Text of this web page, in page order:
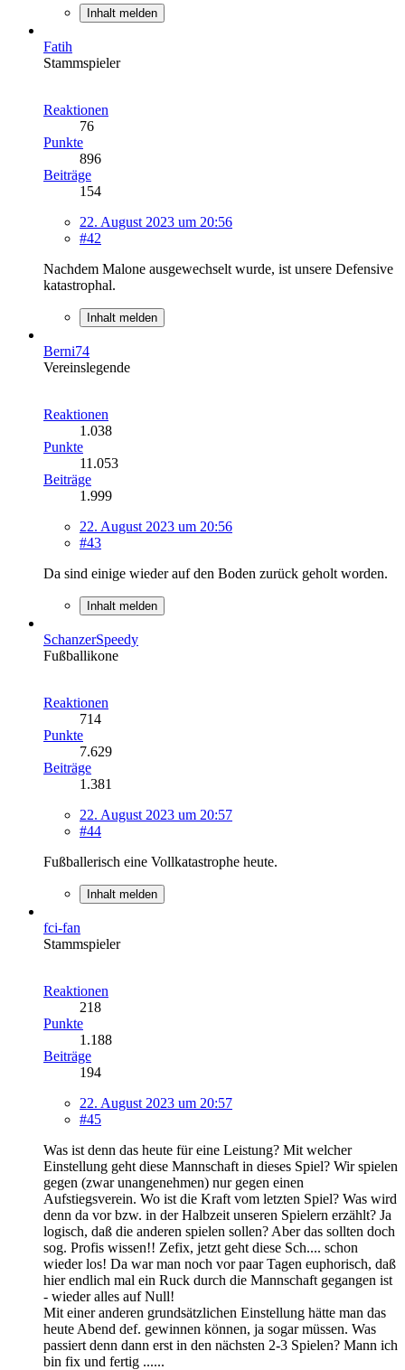
Inhalt melden
Fatih
Stammspieler
Reaktionen
76
Punkte
896
Beiträge
154
22. August 2023 um 20:56
#42
Nachdem Malone ausgewechselt wurde, ist unsere Defensive
katastrophal.
Inhalt melden
Berni74
Vereinslegende
Reaktionen
1.038
Punkte
11.053
Beiträge
1.999
22. August 2023 um 20:56
#43
Da sind einige wieder auf den Boden zurück geholt worden.
Inhalt melden
SchanzerSpeedy
Fußballikone
Reaktionen
714
Punkte
7.629
Beiträge
1.381
22. August 2023 um 20:57
#44
Fußballerisch eine Vollkatastrophe heute.
Inhalt melden
fci-fan
Stammspieler
Reaktionen
218
Punkte
1.188
Beiträge
194
22. August 2023 um 20:57
#45
Was ist denn das heute für eine Leistung? Mit welcher
Einstellung geht diese Mannschaft in dieses Spiel? Wir spielen
gegen (zwar unangenehmen) nur gegen einen
Aufstiegsverein. Wo ist die Kraft vom letzten Spiel? Was wird
denn da vor bzw. in der Halbzeit unseren Spielern erzählt? Ja
logisch, daß die anderen spielen sollen? Aber das sollten doch
sog. Profis wissen!! Zefix, jetzt geht diese Sch.... schon
wieder los! Da war man noch vor paar Tagen euphorisch, daß
hier endlich mal ein Ruck durch die Mannschaft gegangen ist
- wieder alles auf Null!
Mit einer anderen grundsätzlichen Einstellung hätte man das
heute Abend def. gewinnen können, ja sogar müssen. Was
passiert denn dann erst in den nächsten 2-3 Spielen? Mann ich
bin fix und fertig ......